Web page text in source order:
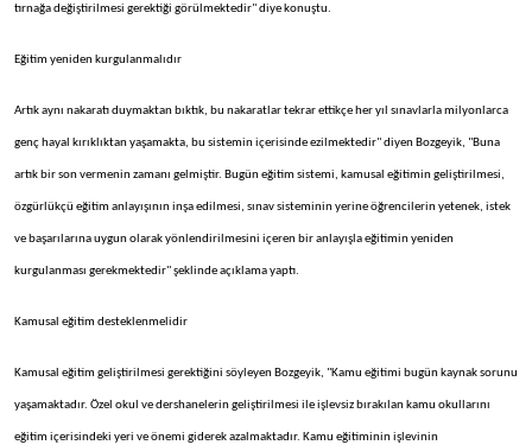
tırnağa değiştirilmesi gerektiği görülmektedir" diye konuştu.
Eğitim yeniden kurgulanmalıdır
Artık aynı nakaratı duymaktan bıktık, bu nakaratlar tekrar ettikçe her yıl sınavlarla milyonlarca
genç hayal kırıklıktan yaşamakta, bu sistemin içerisinde ezilmektedir" diyen Bozgeyik, "Buna
artık bir son vermenin zamanı gelmiştir. Bugün eğitim sistemi, kamusal eğitimin geliştirilmesi,
özgürlükçü eğitim anlayışının inşa edilmesi, sınav sisteminin yerine öğrencilerin yetenek, istek
ve başarılarına uygun olarak yönlendirilmesini içeren bir anlayışla eğitimin yeniden
kurgulanması gerekmektedir" şeklinde açıklama yaptı.
Kamusal eğitim desteklenmelidir
Kamusal eğitim geliştirilmesi gerektiğini söyleyen Bozgeyik, "Kamu eğitimi bugün kaynak sorunu
yaşamaktadır. Özel okul ve dershanelerin geliştirilmesi ile işlevsiz bırakılan kamu okullarını
eğitim içerisindeki yeri ve önemi giderek azalmaktadır. Kamu eğitiminin işlevinin